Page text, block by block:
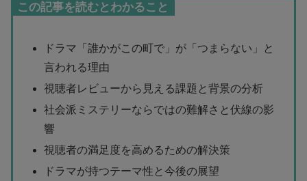
この記事を読むとわかること
ドラマ「誰かがこの町で」が「つまらない」と
言われる理由
視聴者レビューから見える課題と背景の分析
社会派ミステリーならではの難解さと伏線の影
響
視聴者の満足度を高めるための解決策
ドラマが持つテーマ性と今後の展望